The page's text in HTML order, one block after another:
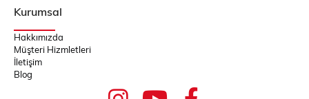
Kurumsal
Hakkımızda
Müşteri Hizmletleri
İletişim
Blog